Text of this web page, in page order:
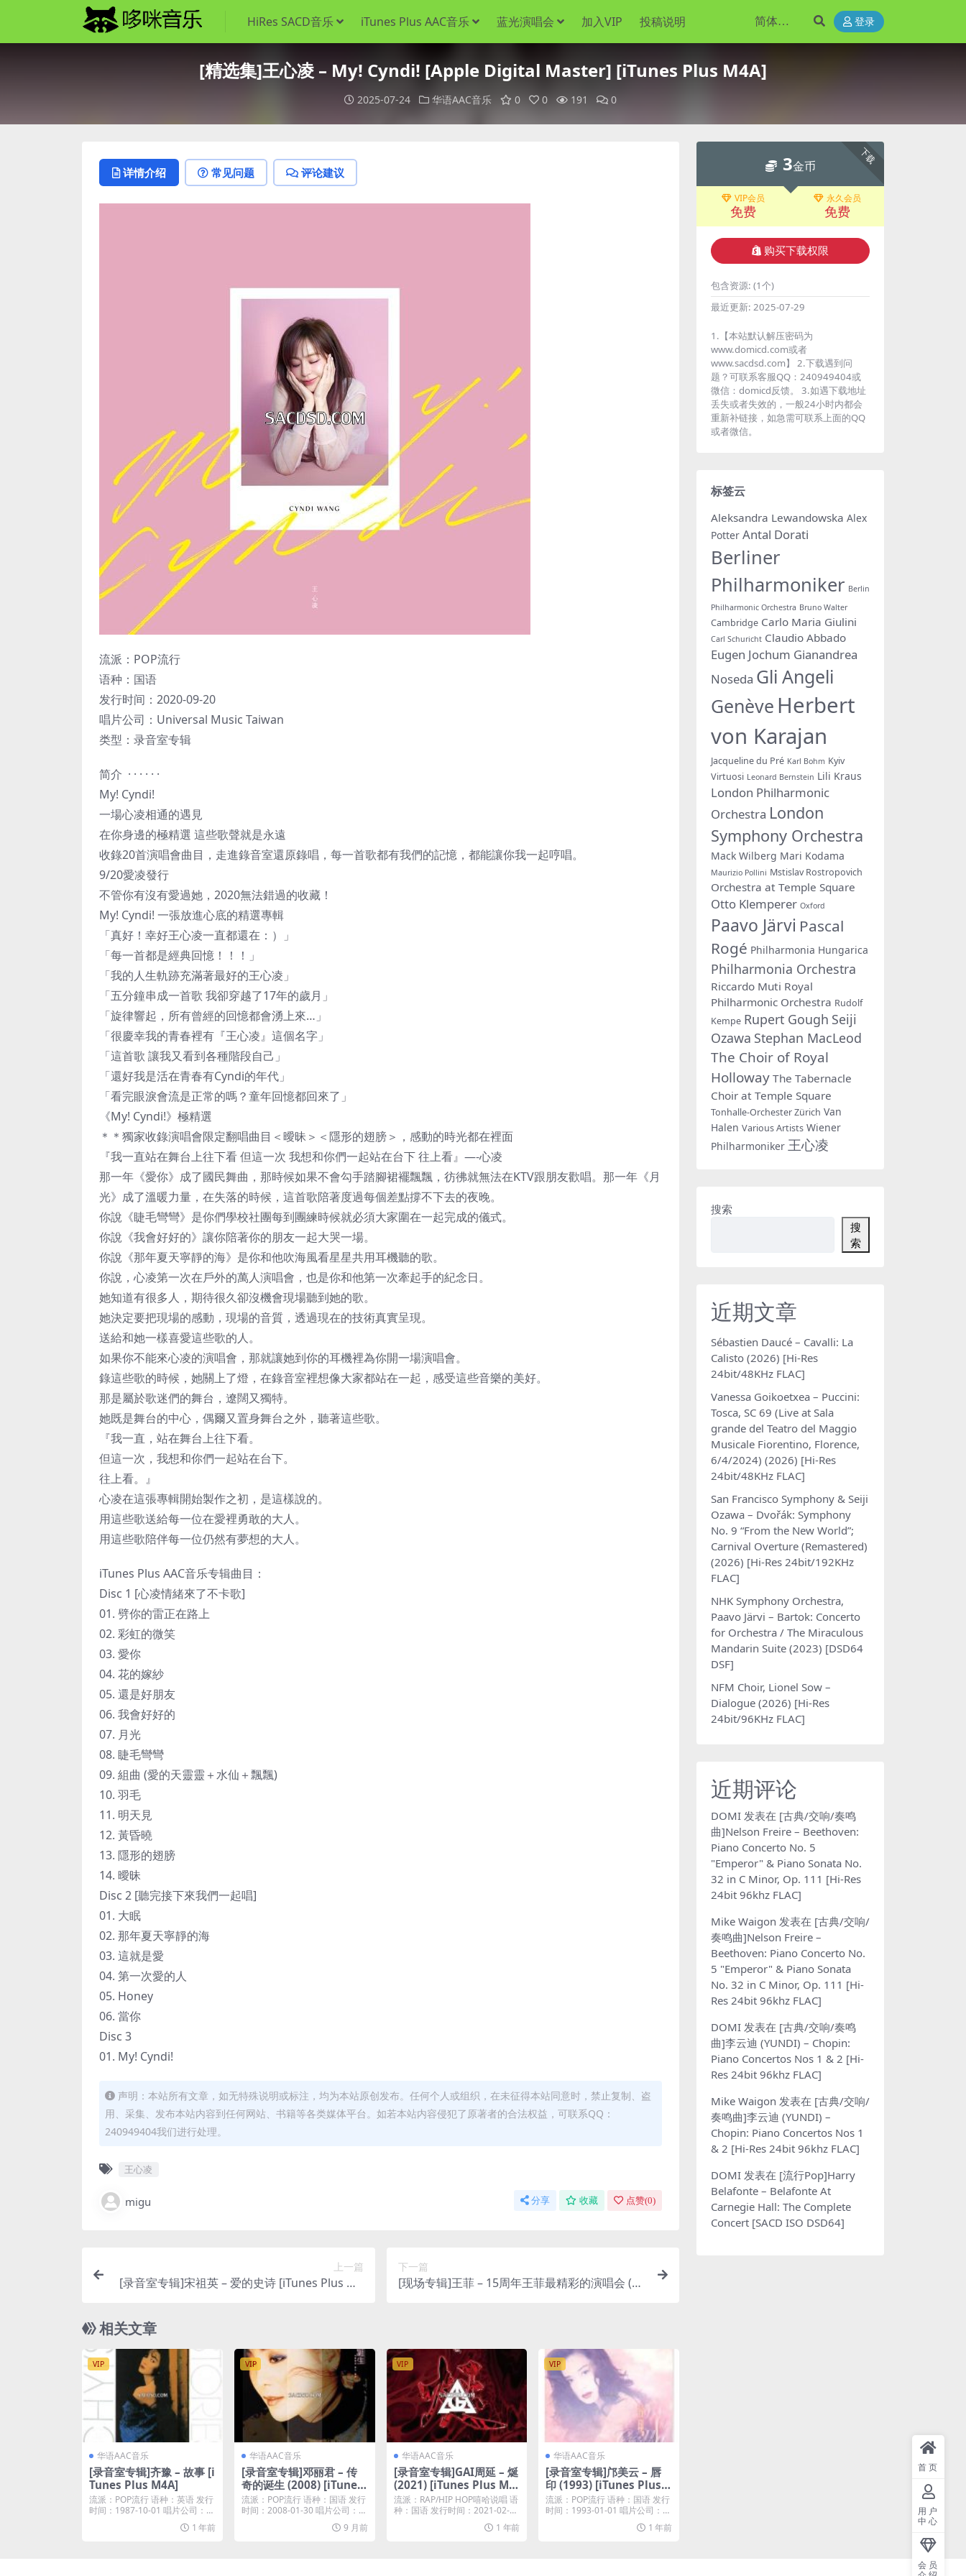
HiRes SACD音乐 iTunes Plus AAC音乐 蓝光演唱会 加入VIP 投稿说明 登录
[精选集]王心凌 – My! Cyndi! [Apple Digital Master] [iTunes Plus M4A]
2025-07-24 华语AAC音乐 0 0 191 0
详情介绍 常见问题 评论建议
流派：POP流行
语种：国语
发行时间：2020-09-20
唱片公司：Universal Music Taiwan
类型：录音室专辑
简介 · · · · · ·
My! Cyndi!
一場心凌相通的遇見
在你身邊的極精選 這些歌聲就是永遠
收錄20首演唱會曲目，走進錄音室還原錄唱，每一首歌都有我們的記憶，都能讓你我一起哼唱。
9/20愛凌發行
不管你有沒有愛過她，2020無法錯過的收藏！
My! Cyndi! 一張放進心底的精選專輯
「真好！幸好王心凌一直都還在：）」
「每一首都是經典回憶！！！」
「我的人生軌跡充滿著最好的王心凌」
「五分鐘串成一首歌 我卻穿越了17年的歲月」
「旋律響起，所有曾經的回憶都會湧上來…」
「很慶幸我的青春裡有『王心凌』這個名字」
「這首歌 讓我又看到各種階段自己」
「還好我是活在青春有Cyndi的年代」
「看完眼淚會流是正常的嗎？童年回憶都回來了」
《My! Cyndi!》極精選
＊＊獨家收錄演唱會限定翻唱曲目＜曖昧＞＜隱形的翅膀＞，感動的時光都在裡面
『我一直站在舞台上往下看 但這一次 我想和你們一起站在台下 往上看』—-心凌
那一年《愛你》成了國民舞曲，那時候如果不會勾手踏腳裙襬飄飄，彷彿就無法在KTV跟朋友歡唱。那一年《月
光》成了溫暖力量，在失落的時候，這首歌陪著度過每個差點撐不下去的夜晚。
你說《睫毛彎彎》是你們學校社團每到團練時候就必須大家圍在一起完成的儀式。
你說《我會好好的》讓你陪著你的朋友一起大哭一場。
你說《那年夏天寧靜的海》是你和他吹海風看星星共用耳機聽的歌。
你說，心凌第一次在戶外的萬人演唱會，也是你和他第一次牽起手的紀念日。
她知道有很多人，期待很久卻沒機會現場聽到她的歌。
她決定要把現場的感動，現場的音質，透過現在的技術真實呈現。
送給和她一樣喜愛這些歌的人。
如果你不能來心凌的演唱會，那就讓她到你的耳機裡為你開一場演唱會。
錄這些歌的時候，她關上了燈，在錄音室裡想像大家都站在一起，感受這些音樂的美好。
那是屬於歌迷們的舞台，遼闊又獨特。
她既是舞台的中心，偶爾又置身舞台之外，聽著這些歌。
『我一直，站在舞台上往下看。
但這一次，我想和你們一起站在台下。
往上看。』
心凌在這張專輯開始製作之初，是這樣說的。
用這些歌送給每一位在愛裡勇敢的大人。
用這些歌陪伴每一位仍然有夢想的大人。
iTunes Plus AAC音乐专辑曲目：
Disc 1 [心凌情緒來了不卡歌]
01. 劈你的雷正在路上
02. 彩虹的微笑
03. 愛你
04. 花的嫁紗
05. 還是好朋友
06. 我會好好的
07. 月光
08. 睫毛彎彎
09. 組曲 (愛的天靈靈＋水仙＋飄飄)
10. 羽毛
11. 明天見
12. 黃昏曉
13. 隱形的翅膀
14. 曖昧
Disc 2 [聽完接下來我們一起唱]
01. 大眠
02. 那年夏天寧靜的海
03. 這就是愛
04. 第一次愛的人
05. Honey
06. 當你
Disc 3
01. My! Cyndi!
声明：本站所有文章，如无特殊说明或标注，均为本站原创发布。任何个人或组织，在未征得本站同意时，禁止复制、盗
用、采集、发布本站内容到任何网站、书籍等各类媒体平台。如若本站内容侵犯了原著者的合法权益，可联系QQ：
240949404我们进行处理。
王心凌
migu 分享 收藏 点赞(0)
上一篇
[录音室专辑]宋祖英 – 爱的史诗 [iTunes Plus M4
下一篇
[现场专辑]王菲 – 15周年王菲最精彩的演唱会 (19
相关文章
VIP
华语AAC音乐
[录音室专辑]齐豫 – 故事 [i
Tunes Plus M4A]
流派：POP流行 语种：英语 发行
时间：1987-10-01 唱片公司：滚
1 年前
VIP
华语AAC音乐
[录音室专辑]邓丽君 – 传
奇的诞生 (2008) [iTunes
Plus M4A]
流派：POP流行 语种：国语 发行
时间：2008-01-30 唱片公司：U
9 月前
VIP
华语AAC音乐
[录音室专辑]GAI周延 – 烻
(2021) [iTunes Plus M4
A]
流派：RAP/HIP HOP嘻哈说唱 语
种：国语 发行时间：2021-02-0
1 年前
VIP
华语AAC音乐
[录音室专辑]邝美云 – 唇
印 (1993) [iTunes Plus A
AC M4A]
流派：POP流行 语种：国语 发行
时间：1993-01-01 唱片公司：金
1 年前
下载
3金币
VIP会员
免费
永久会员
免费
购买下载权限
包含资源: (1个)
最近更新: 2025-07-29
1.【本站默认解压密码为
www.domicd.com或者
www.sacdsd.com】 2.下载遇到问
题？可联系客服QQ：240949404或
微信：domicd反馈。 3.如遇下载地址
丢失或者失效的，一般24小时内都会
重新补链接，如急需可联系上面的QQ
或者微信。
标签云
Aleksandra Lewandowska Alex
Potter Antal Dorati
Berliner
Philharmoniker Berlin
Philharmonic Orchestra Bruno Walter
Cambridge Carlo Maria Giulini
Carl Schuricht Claudio Abbado
Eugen Jochum Gianandrea
Noseda Gli Angeli
Genève Herbert
von Karajan
Jacqueline du Pré Karl Bohm Kyiv
Virtuosi Leonard Bernstein Lili Kraus
London Philharmonic
Orchestra London
Symphony Orchestra
Mack Wilberg Mari Kodama
Maurizio Pollini Mstislav Rostropovich
Orchestra at Temple Square
Otto Klemperer Oxford
Paavo Järvi Pascal
Rogé Philharmonia Hungarica
Philharmonia Orchestra
Riccardo Muti Royal
Philharmonic Orchestra Rudolf
Kempe Rupert Gough Seiji
Ozawa Stephan MacLeod
The Choir of Royal
Holloway The Tabernacle
Choir at Temple Square
Tonhalle-Orchester Zürich Van
Halen Various Artists Wiener
Philharmoniker 王心凌
搜索
搜
索
近期文章
Sébastien Daucé – Cavalli: La
Calisto (2026) [Hi-Res
24bit/48KHz FLAC]
Vanessa Goikoetxea – Puccini:
Tosca, SC 69 (Live at Sala
grande del Teatro del Maggio
Musicale Fiorentino, Florence,
6/4/2024) (2026) [Hi-Res
24bit/48KHz FLAC]
San Francisco Symphony & Seiji
Ozawa – Dvořák: Symphony
No. 9 “From the New World”;
Carnival Overture (Remastered)
(2026) [Hi-Res 24bit/192KHz
FLAC]
NHK Symphony Orchestra,
Paavo Järvi – Bartok: Concerto
for Orchestra / The Miraculous
Mandarin Suite (2023) [DSD64
DSF]
NFM Choir, Lionel Sow –
Dialogue (2026) [Hi-Res
24bit/96KHz FLAC]
近期评论
DOMI 发表在 [古典/交响/奏鸣
曲]Nelson Freire – Beethoven:
Piano Concerto No. 5
"Emperor" & Piano Sonata No.
32 in C Minor, Op. 111 [Hi-Res
24bit 96khz FLAC]
Mike Waigon 发表在 [古典/交响/
奏鸣曲]Nelson Freire –
Beethoven: Piano Concerto No.
5 "Emperor" & Piano Sonata
No. 32 in C Minor, Op. 111 [Hi-
Res 24bit 96khz FLAC]
DOMI 发表在 [古典/交响/奏鸣
曲]李云迪 (YUNDI) – Chopin:
Piano Concertos Nos 1 & 2 [Hi-
Res 24bit 96khz FLAC]
Mike Waigon 发表在 [古典/交响/
奏鸣曲]李云迪 (YUNDI) –
Chopin: Piano Concertos Nos 1
& 2 [Hi-Res 24bit 96khz FLAC]
DOMI 发表在 [流行Pop]Harry
Belafonte – Belafonte At
Carnegie Hall: The Complete
Concert [SACD ISO DSD64]
首页
用户
中心
会员